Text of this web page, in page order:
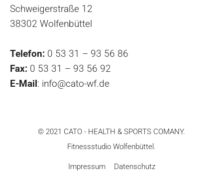
Schweigerstraße 12
38302 Wolfenbüttel
Telefon: 0 53 31 – 93 56 86
Fax: 0 53 31 – 93 56 92
E-Mail: info@cato-wf.de
© 2021 CATO - HEALTH & SPORTS COMANY.
Fitnessstudio Wolfenbüttel.
Impressum Datenschutz